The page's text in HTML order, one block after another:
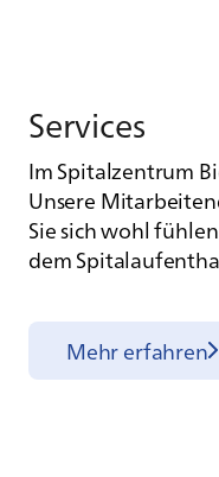
Ser­vices
Im Spitalzentrum
Unsere
Sie sich wohl
dem
Mehr erfahren